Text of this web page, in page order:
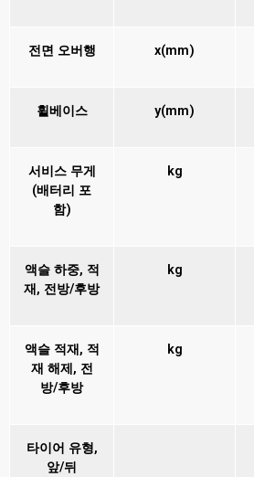
전면 오버행 x(mm)
휠베이스 y(mm)
서비스 무게
(배터리 포
함)
kg
액슬 하중, 적
재, 전방/후방
kg
액슬 적재, 적
재 해제, 전
방/후방
kg
타이어 유형,
앞/뒤